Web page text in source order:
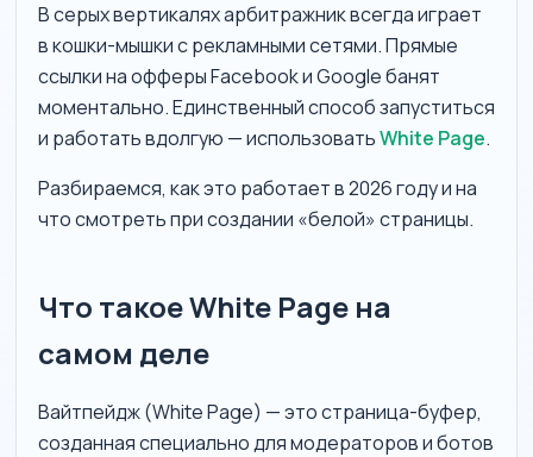
В серых вертикалях арбитражник всегда играет
в кошки-мышки с рекламными сетями. Прямые
ссылки на офферы Facebook и Google банят
моментально. Единственный способ запуститься
и работать вдолгую — использоватьWhite Page.
Разбираемся, как это работает в 2026 году и на
что смотреть при создании «белой» страницы.
Что такое White Page на
самом деле
Вайтпейдж (White Page) — это страница-буфер,
созданная специально для модераторов и ботов